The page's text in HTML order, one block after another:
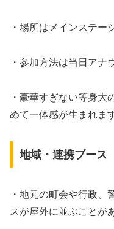
・場所はメインステー
・参加方法は当日アナ
・豪華すぎない等身大
めて一体感が生まれます
地域・連携ブース
・地元の町会や行政、
スが屋外に並ぶことが